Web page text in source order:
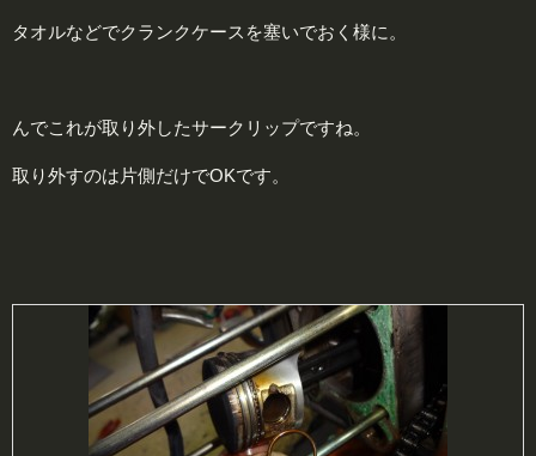
タオルなどでクランクケースを塞いでおく様に。
んでこれが取り外したサークリップですね。
取り外すのは片側だけでOKです。